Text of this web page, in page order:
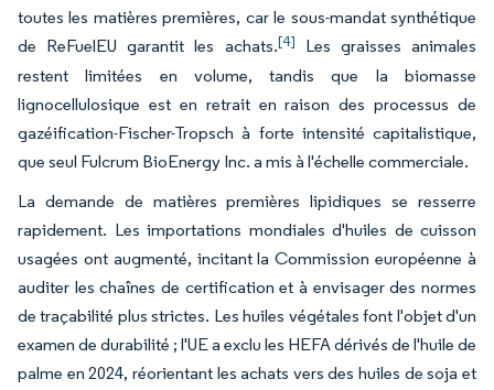
toutes les matières premières, car le sous-mandat synthétique
de ReFuelEU garantit les achats.[4] Les graisses animales
restent limitées en volume, tandis que la biomasse
lignocellulosique est en retrait en raison des processus de
gazéification-Fischer-Tropsch à forte intensité capitalistique,
que seul Fulcrum BioEnergy Inc. a mis à l'échelle commerciale.
La demande de matières premières lipidiques se resserre
rapidement. Les importations mondiales d'huiles de cuisson
usagées ont augmenté, incitant la Commission européenne à
auditer les chaînes de certification et à envisager des normes
de traçabilité plus strictes. Les huiles végétales font l'objet d'un
examen de durabilité ; l'UE a exclu les HEFA dérivés de l'huile de
palme en 2024, réorientant les achats vers des huiles de soja et